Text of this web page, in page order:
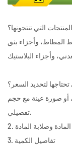
المطاط، وأجزاء بثق
أو صورة عينة مع حجم
تفصيلي.
2. المادة وصلابة المادة
3. تفاصيل الكمية